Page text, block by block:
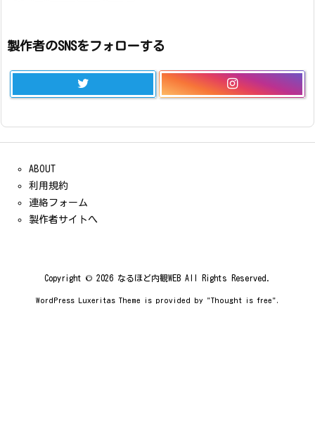
製作者のSNSをフォローする
ABOUT
利用規約
連絡フォーム
製作者サイトへ
Copyright © 2026 なるほど内観WEB All Rights Reserved.
WordPress Luxeritas Theme is provided by "Thought is free".